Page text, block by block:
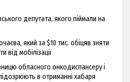
депутата, якого піймали на
який за $10 тис. обіцяв зняти
від мобілізації
обласного онкодиспансеру і
в отриманні хабаря